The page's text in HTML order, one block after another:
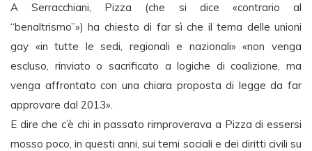
A Serracchiani, Pizza (che si dice «contrario al
“benaltrismo”») ha chiesto di far sì che il tema delle unioni
gay «in tutte le sedi, regionali e nazionali» «non venga
escluso, rinviato o sacrificato a logiche di coalizione, ma
venga affrontato con una chiara proposta di legge da far
approvare dal 2013».
E dire che c’è chi in passato rimproverava a Pizza di essersi
mosso poco, in questi anni, sui temi sociali e dei diritti civili su